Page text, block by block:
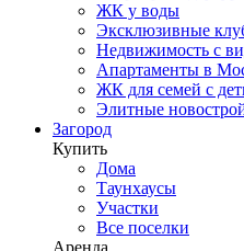
ЖК у воды
Эксклюзивные
Недвижимость с
Апартаменты в
ЖК для семей с
Элитные
Загород
Купить
Дома
Таунхаусы
Участки
Все поселки
Аренда